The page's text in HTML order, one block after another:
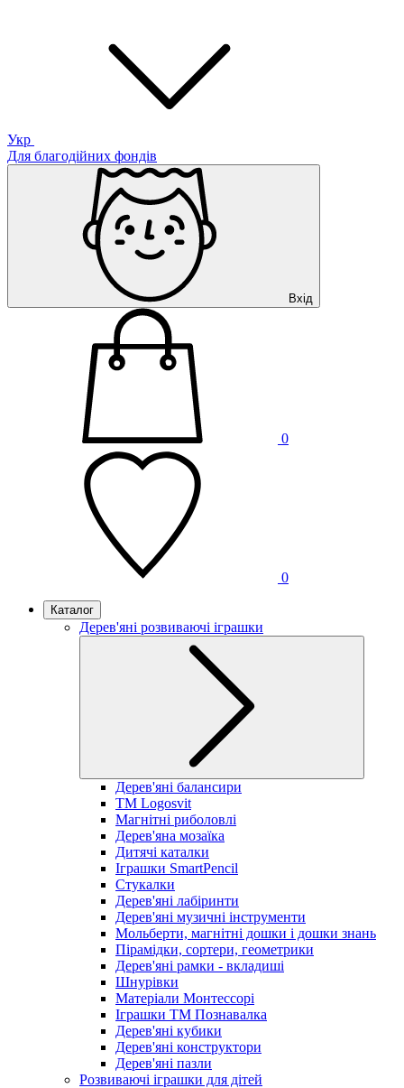
Укр
Для благодійних фондів
Вхід
0
0
Каталог
Дерев'яні розвиваючі іграшки
Дерев'яні балансири
TM Logosvit
Магнітні риболовлі
Дерев'яна мозаїка
Дитячі каталки
Іграшки SmartPencil
Стукалки
Дерев'яні лабіринти
Дерев'яні музичні інструменти
Мольберти, магнітні дошки і дошки знань
Пірамідки, сортери, геометрики
Дерев'яні рамки - вкладиші
Шнурівки
Матеріали Монтессорі
Іграшки ТМ Познавалка
Дерев'яні кубики
Дерев'яні конструктори
Дерев'яні пазли
Розвиваючі іграшки для дітей